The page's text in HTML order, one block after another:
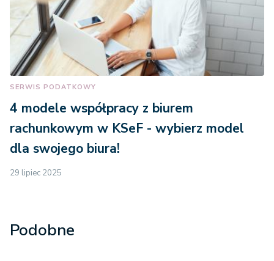
SERWIS PODATKOWY
4 modele współpracy z biurem
rachunkowym w KSeF - wybierz model
dla swojego biura!
29 lipiec 2025
Podobne